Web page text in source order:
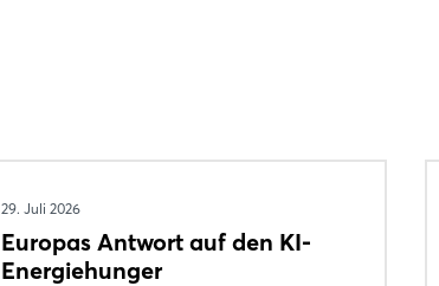
29. Juli 2026
Europas Antwort auf den KI-
Energiehunger